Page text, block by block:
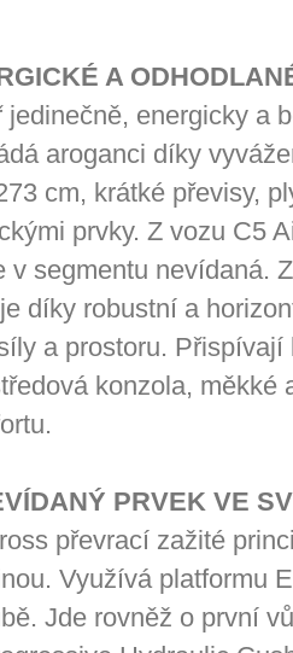
A
jedinečně, energicky a
aroganci díky
cm, krátké převisy,
prvky. Z vozu C5
v segmentu nevídaná.
díky robustní a
a prostoru.
konzola,
PRVEK VE
převrací zažité
Využívá platformu
Jde rovněž o první